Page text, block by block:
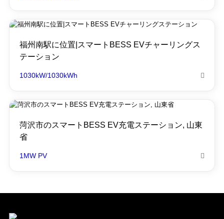
福州南駅に位置|スマートBESS EVチャーリングス
テーション
1030kW/1030kWh 
菏沢市のスマートBESS EV充電ステーション, 山東
省
1MW PV 